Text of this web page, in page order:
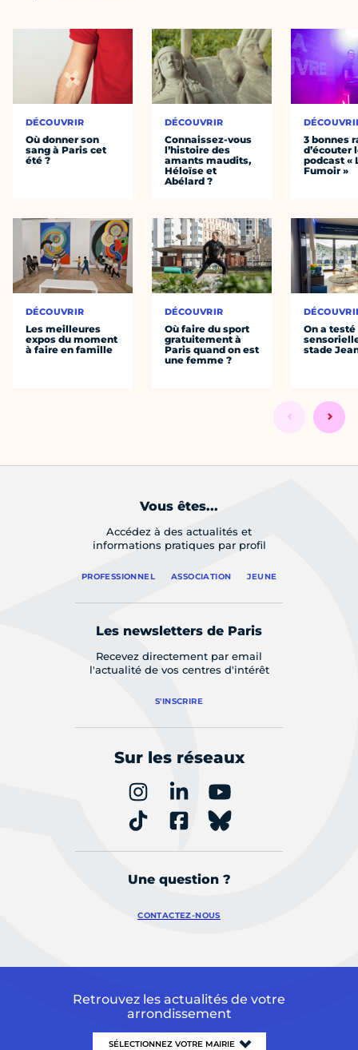
DÉCOUVRIR
Où donner son
sang à Paris cet
été ?
DÉCOUVRIR
Les meilleures
expos du moment
à faire en famille
DÉCOUVRIR
Connaissez-vous
l’histoire des
amants maudits,
Héloïse et
Abélard ?
DÉCOUVRIR
Où faire du sport
gratuitement à
Paris quand on est
une femme ?
3 bonnes
d’écouter
podcast «
Fumoir »
On a
stade
Vous êtes...
Accédez à des actualités et
informations pratiques par profil
PROFESSIONNEL ASSOCIATION JEUNE
Les newsletters de Paris
Recevez directement par email
l'actualité de vos centres d'intérêt
S'INSCRIRE
Sur les réseaux
Une question ?
CONTACTEZ-NOUS
Retrouvez les actualités de votre
arrondissement